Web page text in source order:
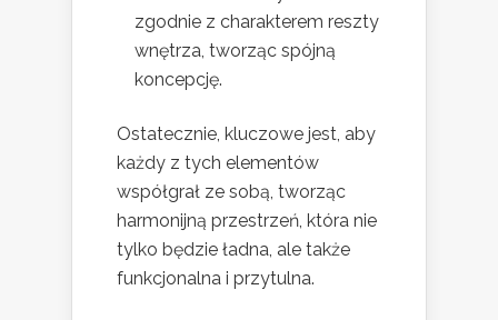
zgodnie z charakterem reszty
wnętrza, tworząc spójną
koncepcję.
Ostatecznie, kluczowe jest, aby
każdy z tych elementów
współgrał ze sobą, tworząc
harmonijną przestrzeń, która nie
tylko będzie ładna, ale także
funkcjonalna i przytulna.